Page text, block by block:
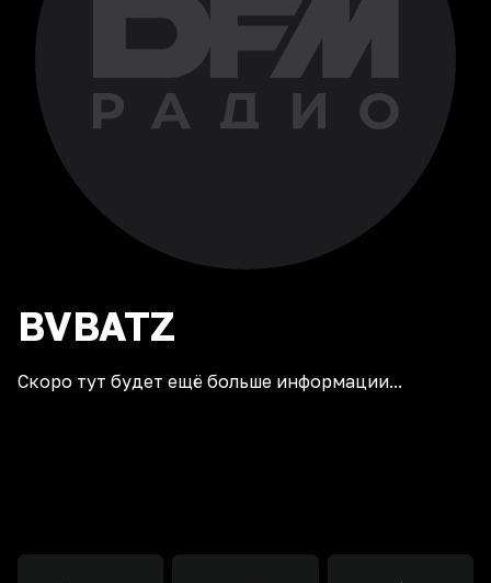
BVBATZ
Скоро тут будет ещё больше информации...